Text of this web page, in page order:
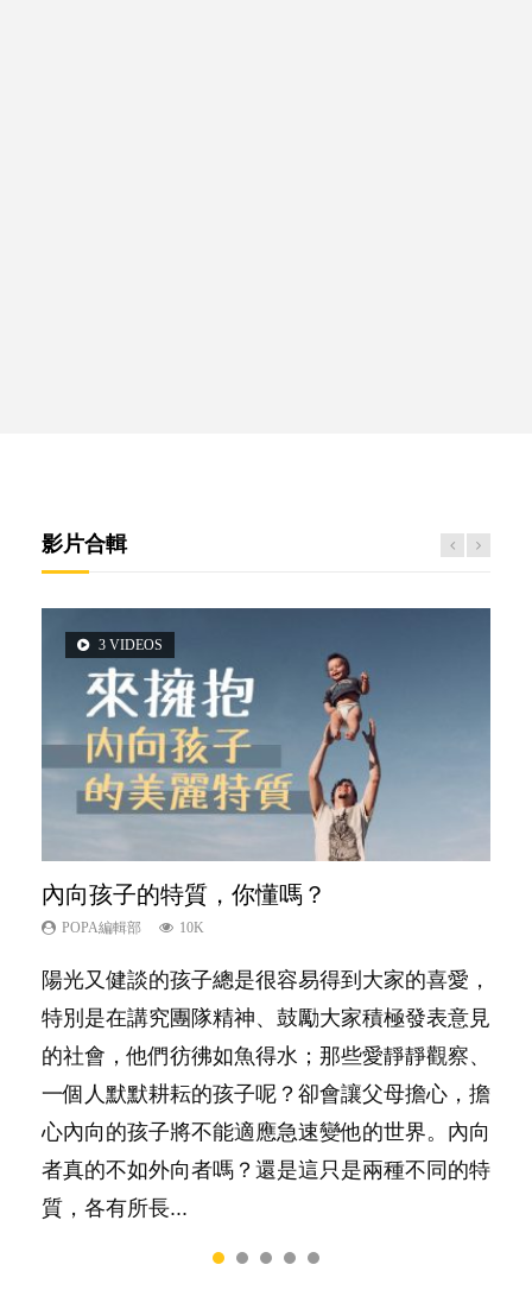
影片合輯
3 VIDEOS
內向孩子的特質，你懂嗎？
POPA編輯部 10K
陽光又健談的孩子總是很容易得到大家的喜愛，
特別是在講究團隊精神、鼓勵大家積極發表意見
的社會，他們彷彿如魚得水；那些愛靜靜觀察、
一個人默默耕耘的孩子呢？卻會讓父母擔心，擔
心內向的孩子將不能適應急速變他的世界。內向
者真的不如外向者嗎？還是這只是兩種不同的特
質，各有所長...
2 VIDEOS
想孩子學好外語，點做好？
POPA編輯部 9.9K
有人話學多種語言越早開始越好，有人卻說一時
間太多語言，會令孩子感到混淆，到底誰是誰
非？聽聽專家怎樣說，解開語言學習的迷思～...
5 VIDEOS
夫妻必看！經營婚姻，沒捷徑
POPA編輯部 22.9K
你是不是也曾經以為只要跟相愛的人結婚，就自
然能走到白頭，但生了孩子卻發現事情不如你所
料？ 經營婚姻，不如我們想像的簡單，卻也不
是大家說得那麼難。一起來認識婚姻的真相！...
6 VIDEOS
孩子能力天注定？
POPA編輯部 7.9K
很多父母都希望孩子係個「叻仔叻女」，學業別
太差，日常自理井井有條。這樣的孩子是萬中無
一，還是魚與熊掌，不能兼得？...
6 VIDEOS
愛孩子也別忘了愛自己，父母如何關顧自
己的身心靈？
照顧孩子衣食住行、陪同兒女應對功課測驗，還
要陪玩製造親子時間，尚要處理家中雜項要
務……當父母的，有千百個任務要做。可惜，有
一樣重要至極的，總被遺漏——關注自己的情緒
和心理健康。...